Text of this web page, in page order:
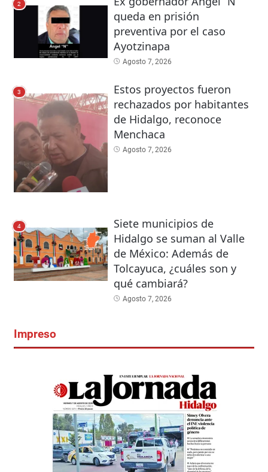
2
queda en prisión
preventiva por el caso
Ayotzinapa
Agosto 7, 2026
3
Estos proyectos fueron
rechazados por habitantes
de Hidalgo, reconoce
Menchaca
Agosto 7, 2026
4
Siete municipios de
Hidalgo se suman al Valle
de México: Además de
Tolcayuca, ¿cuáles son y
qué cambiará?
Agosto 7, 2026
Impreso